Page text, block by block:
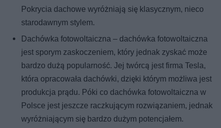
Pokrycia dachowe wyróżniają się klasycznym, nieco
starodawnym stylem.
Dachówka fotowoltaiczna – dachówka fotowoltaiczna
jest sporym zaskoczeniem, który jednak zyskać może
bardzo dużą popularność. Jej twórcą jest firma Tesla,
która opracowała dachówki, dzięki którym możliwa jest
produkcja prądu. Póki co dachówka fotowoltaiczna w
Polsce jest jeszcze raczkującym rozwiązaniem, jednak
wyróżniającym się bardzo dużym potencjałem.